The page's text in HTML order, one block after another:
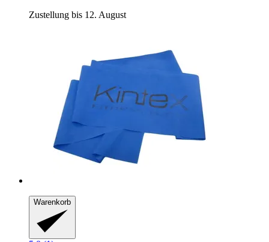
Zustellung bis 12. August
Warenkorb